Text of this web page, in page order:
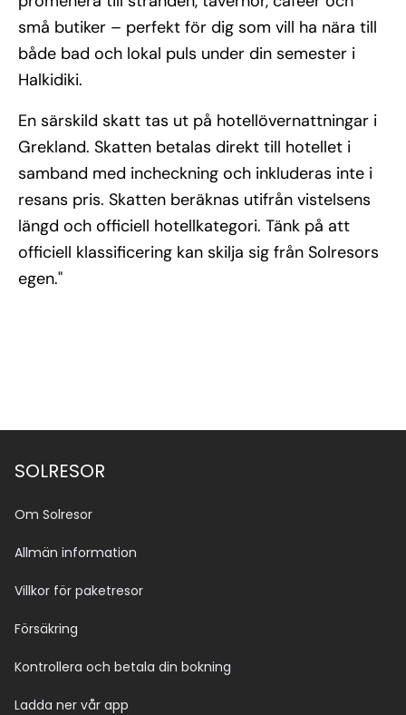
små butiker – perfekt för dig som vill ha nära till
både bad och lokal puls under din semester i
Halkidiki.
En särskild skatt tas ut på hotellövernattningar i
Grekland. Skatten betalas direkt till hotellet i
samband med incheckning och inkluderas inte i
resans pris. Skatten beräknas utifrån vistelsens
längd och officiell hotellkategori. Tänk på att
officiell klassificering kan skilja sig från Solresors
egen."
SOLRESOR
Om Solresor
Allmän information
Villkor för paketresor
Försäkring
Kontrollera och betala din bokning
Ladda ner vår app